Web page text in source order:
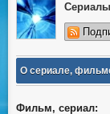
О сериале,
Фильм, сериал: